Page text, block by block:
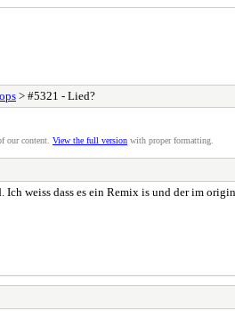
> #5321 - Lied?
our content. View the full version with proper formatting.
weiss dass es ein Remix is und der im